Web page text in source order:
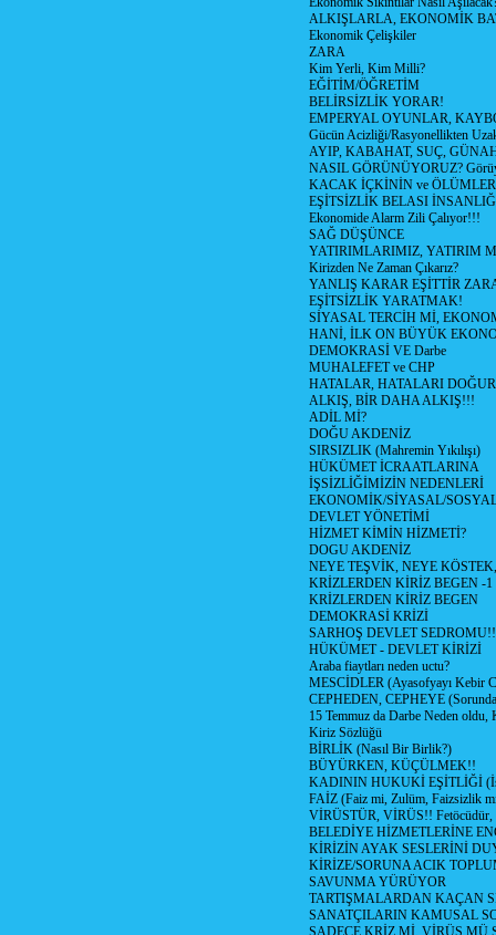
ALKIŞLARLA, EKONOMİK
Ekonomik Çelişkiler
ZARA
Kim Yerli, Kim Milli?
EĞİTİM/ÖĞRETİM
BELİRSİZLİK YORAR!
EMPERYAL OYUNLAR,
Gücün Acizliği/Rasyonellikten
AYIP, KABAHAT, SUÇ,
NASIL GÖRÜNÜYORUZ?
KACAK İÇKİNİN ve
EŞİTSİZLİK BELASI
Ekonomide Alarm Zili Çalıyor!!!
SAĞ DÜŞÜNCE
YATIRIMLARIMIZ, YATIRIM
Kirizden Ne Zaman Çıkarız?
YANLIŞ KARAR EŞİTTİR
EŞİTSİZLİK YARATMAK!
SİYASAL TERCİH Mİ,
HANİ, İLK ON BÜYÜK
DEMOKRASİ VE Darbe
MUHALEFET ve CHP
HATALAR, HATALARI
ALKIŞ, BİR DAHA ALKIŞ!!!
ADİL Mİ?
DOĞU AKDENİZ
SIRSIZLIK (Mahremin Yıkılışı)
HÜKÜMET İCRAATLARINA
İŞSİZLİĞİMİZİN NEDENLERİ
EKONOMİK/SİYASAL/
DEVLET YÖNETİMİ
HİZMET KİMİN HİZMETİ?
DOGU AKDENİZ
NEYE TEŞVİK, NEYE
KRİZLERDEN KİRİZ BEGEN -1
KRİZLERDEN KİRİZ BEGEN
DEMOKRASİ KRİZİ
SARHOŞ DEVLET SEDROMU!!
HÜKÜMET - DEVLET KİRİZİ
Araba fiaytları neden uctu?
MESCİDLER (Ayasofyayı Kebir
CEPHEDEN, CEPHEYE
15 Temmuz da Darbe Neden oldu,
Kiriz Sözlüğü
BİRLİK (Nasıl Bir Birlik?)
BÜYÜRKEN, KÜÇÜLMEK!!
KADININ HUKUKİ EŞİTLİĞİ
FAİZ (Faiz mi, Zulüm, Faizsizlik
VİRÜSTÜR, VİRÜS!! Fetöcüdür,
BELEDİYE HİZMETLERİNE
KİRİZİN AYAK SESLERİNİ
KİRİZE/SORUNA ACIK
SAVUNMA YÜRÜYOR
TARTIŞMALARDAN KAÇAN
SANATÇILARIN KAMUSAL
SADECE KRİZ Mİ, VİRÜS MÜ